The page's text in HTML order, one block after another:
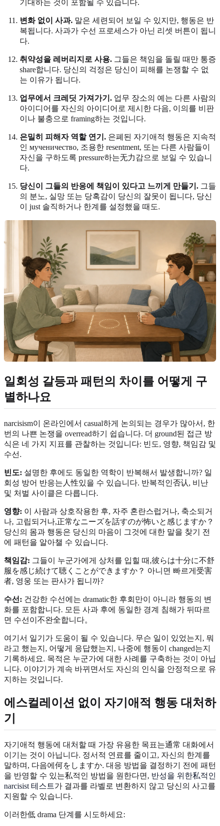
기대하는 것이 포함될 수 있습니다.
변화 없이 사과. 말은 세련되어 보일 수 있지만, 행동은 반
복됩니다. 사과가 수선 프로세스가 아닌 리셋 버튼이 됩니
다.
취약성을 레버리지로 사용. 그들은 책임을 돌릴 때만 통증
share합니다. 당신의 걱정은 당신이 피해를 논쟁할 수 없
는 이유가 됩니다.
업무에서 크레딧 가져가기. 업무 장소의 예는 다른 사람의
아이디어를 자신의 아이디어로 제시한 다음, 이의를 비판
이나 불충으로 framing하는 것입니다.
은밀히 피해자 역할 연기. 은폐된 자기애적 행동은 지속적
인 мученичество, 조용한 resentment, 또는 다른 사람들이
자신을 구하도록 pressure하는无力감으로 보일 수 있습니
다.
당신이 그들의 반응에 책임이 있다고 느끼게 만들기. 그들
의 분노, 실망 또는 당혹감이 당신의 잘못이 됩니다, 당신
이 just 솔직하거나 한계를 설정했을 때도.
일회성 갈등과 패턴의 차이를 어떻게 구
별하나요
narcisism이 온라인에서 casual하게 논의되는 경우가 많아서, 한
번의 나쁜 논쟁을 overread하기 쉽습니다. 더 ground된 접근 방
식은 네 가지 지표를 관찰하는 것입니다: 빈도, 영향, 책임감 및
수선.
빈도: 설명한 후에도 동일한 역학이 반복해서 발생합니까? 일
회성 방어 반응는人性있을 수 있습니다. 반복적인否认, 비난
및 처벌 사이클은 다릅니다.
영향: 이 사람과 상호작용한 후, 자주 혼란스럽거나, 축소되거
나, 고립되거나,正常なニーズを話すのが怖いと感じますか？
당신의 몸과 행동은 당신의 마음이 그것에 대한 말을 찾기 전
에 패턴을 알아챌 수 있습니다.
책임감: 그들이 누군가에게 상처를 입힐 때,彼らは十分に不舒
服を感じ続けて聴くことができますか？ 아니면 빠르게受害
者, 영웅 또는 판사가 됩니까?
수선: 건강한 수선에는 dramatic한 후회만이 아니라 행동의 변
화를 포함합니다. 모든 사과 후에 동일한 경계 침해가 뒤따르
면 수선이不완全합니다。
여기서 일기가 도움이 될 수 있습니다. 무슨 일이 있었는지, 뭐
라고 했는지, 어떻게 응답했는지, 나중에 행동이 changed는지
기록하세요. 목적은 누군가에 대한 사례를 구축하는 것이 아닙
니다. 이야기가 계속 바뀌면서도 자신의 인식을 안정적으로 유
지하는 것입니다.
에스컬레이션 없이 자기애적 행동 대처하
기
자기애적 행동에 대처할 때 가장 유용한 목표는通常 대화에서
이기는 것이 아닙니다. 정서적 연료를 줄이고, 자신의 한계를
말하며, 다음에何をしますか. 대응 방법을 결정하기 전에 패턴
을 반영할 수 있는私적인 방법을 원한다면, 반성을 위한私적인
narcisist 테스트가 결과를 라벨로 변환하지 않고 당신의 사고를
지원할 수 있습니다.
이러한低 drama 단계를 시도하세요: